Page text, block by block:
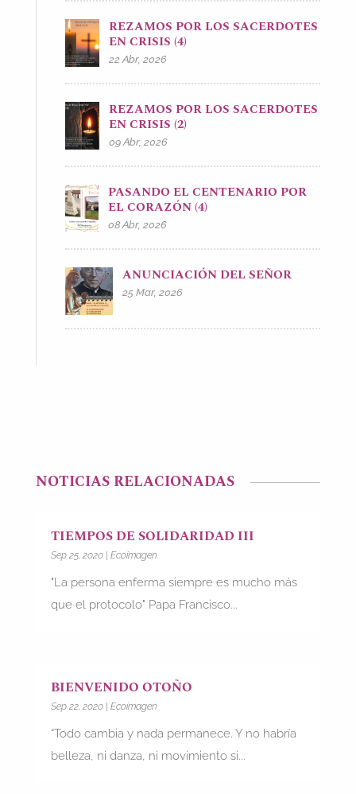
REZAMOS POR LOS SACERDOTES
EN CRISIS (4)
22 Abr, 2026
REZAMOS POR LOS SACERDOTES
EN CRISIS (2)
09 Abr, 2026
PASANDO EL CENTENARIO POR
EL CORAZÓN (4)
08 Abr, 2026
ANUNCIACIÓN DEL SEÑOR
25 Mar, 2026
NOTICIAS RELACIONADAS
TIEMPOS DE SOLIDARIDAD III
Sep 25, 2020| Ecoimagen
"La persona enferma siempre es mucho más
que el protocolo" Papa Francisco...
BIENVENIDO OTOÑO
Sep 22, 2020| Ecoimagen
“Todo cambia y nada permanece. Y no habría
belleza, ni danza, ni movimiento si...